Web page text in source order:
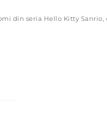
din seria Hello Kitty